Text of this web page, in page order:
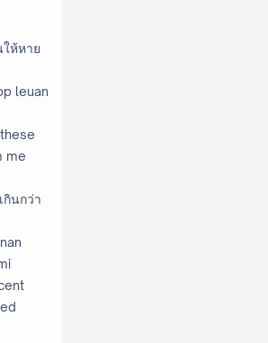
ให้หาย
leuan
me
กินกว่า